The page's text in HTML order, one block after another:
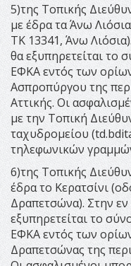
5)της Τοπικής
με έδρα τα Άνω
ΤΚ 13341, Άνω
θα εξυπηρετείται το
ΕΦΚΑ εντός των
Ασπροπύργου της
Αττικής. Οι
με την Τοπική
ταχυδρομείου (
τηλεφωνικών
6)της Τοπικής
έδρα το Κερατσίνι
Δραπετσώνα). Στην
εξυπηρετείται το
ΕΦΚΑ εντός των
Δραπετσώνας της